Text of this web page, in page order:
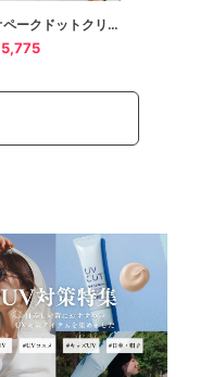
オペークドットクリップ
5,775